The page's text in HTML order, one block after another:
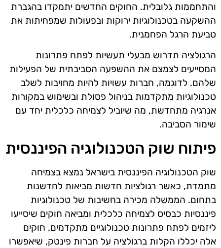
והתחממות גלובלית. החוקים החדשים יתמקדו בהגברת
ההשקעה בטכנולוגיות ירוקות ובפעולות שמפחיתות את
טביעת הרגל הפחמנית.
הרגולציה תדרוש מבעלי תעשיות לפתח פתרונות
המסייעים לצמצם את ההשפעה הסביבתית של הפעילות
שלהם. לדוגמה, חברות עשויות להיות מחויבות לשלב
טכנולוגיות מתקדמות בניהול פסולת ובשימוש במקורות
אנרגיה מתחדשת, מה שיוביל לצמיחה כלכלית יחד עם
שימור הסביבה.
פיתוח שוק הטכנולוגיה הפיננסית
שוק הטכנולוגיה הפיננסית בישראל נמצא בצמיחה
מתמדת, כאשר רגולציות חדשות מביאות לחדשנות
בתחום. הממשלה מכירה בחשיבות של טכנולוגיות
פיננסיות כבסיס לצמיחה כלכלית ומביאה חוקים שיסייעו
ליזמים לפתח פתרונות טכנולוגיים מתקדמים. חוקים
אלה יכללו הקלות ברגולציה על חברות פינטק, שיאפשרו